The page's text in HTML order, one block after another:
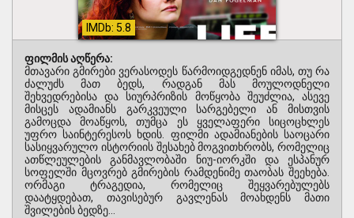
IMDb: 5.8
ფილმის აღწერა:
მთავარი გმირები ვერასოდეს წარმოიდგედნენ იმას, თუ რა
ძალუძს მათ ბედს, რადგან მას მოულოდნელი
შეხვედრებისა და სიურპრიზის მოწყობა შეუძლია, ასევე
მისცეს ადამიანს გარკვეული სარგებელი ან მისთვის
გამოცდა მოაწყოს, თუმცა ეს ყველაფერი სიცოცხლეს
უფრო საინტერესოს ხდის. ფილმი ადამიანების საოცარი
სასიყვარულო ისტორიის შესახებ მოგვითხრობს, რომელიც
ათწლეულების განმავლობაში ნიუ-იორკში და ესპანურ
სოფელში მცოვრებ გმირების რამდენიმე თაობას შეეხება.
ორმაგი ტრაგედია, რომელიც შეყვარებულებს
დაატყდებათ, თავისებურ გავლენას მოახდენს მათი
შვილების ბედზე…